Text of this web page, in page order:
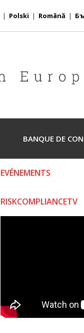
| Polski | Română |
BANQUE DE
EVÉNEMENTS
RISKCOMPLIANCETV